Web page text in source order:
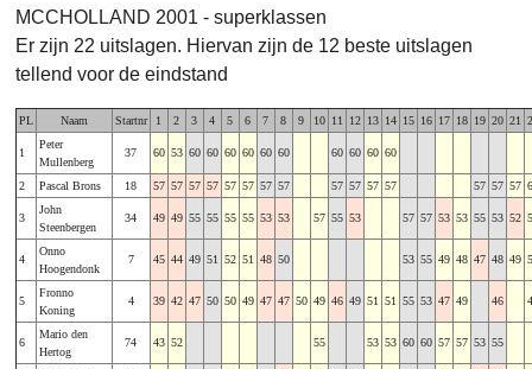
MCCHOLLAND 2001 - superklassen
Er zijn 22 uitslagen. Hiervan zijn de 12 beste uitslagen
tellend voor de eindstand
PL Naam Startnr 1 2 3 4 5 6 7 8 9 10 11 12 13 14 15 16 17 18 19 20 21
1
Peter
Mullenberg
37 60 53 60 60 60 60 60 60 60 60 60 60
2 Pascal Brons 18 57 57 57 57 57 57 57 57 57 57 57 57 57 57 57
3
John
Steenbergen
34 49 49 55 55 55 55 53 53 57 55 53 57 57 53 53 55 53 52
4
Onno
Hoogendonk
7 45 44 49 51 52 51 48 50 53 55 49 48 47 48 49
5
Fronno
Koning
4 39 42 47 50 50 49 47 47 50 49 46 49 51 51 55 53 47 49 46
6
Mario den
Hertog
74 43 52 55 53 53 60 60 57 57 53 55